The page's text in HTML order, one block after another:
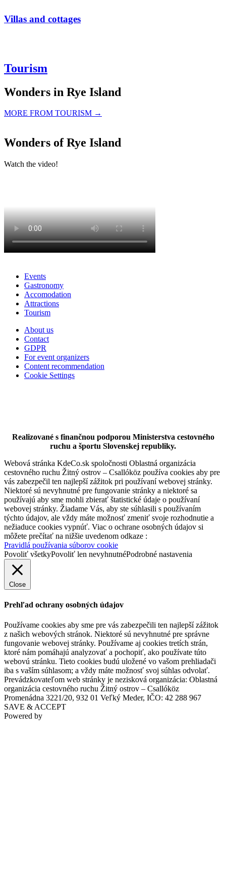
Zákusok Ferrero
Dolce Vita Pastry Shop
Villas and cottages
Tourism
Wonders in Rye Island
MORE FROM TOURISM →
Water tour on the Váh River
23 km,Water hike
Wonders of Rye Island
Watch the video!
Events
Gastronomy
Accomodation
Attractions
Tourism
About us
Contact
GDPR
For event organizers
Content recommendation
Cookie Settings
Realizované s finančnou podporou Ministerstva cestovného
ruchu a športu Slovenskej republiky.
Webová stránka KdeCo.sk spoločnosti Oblastná organizácia
cestovného ruchu Žitný ostrov – Csallóköz používa cookies aby pre
vás zabezpečil ten najlepší zážitok pri používaní webovej stránky.
Niektoré sú nevyhnutné pre fungovanie stránky a niektoré sa
používajú aby sme mohli zbierať štatistické údaje o používaní
webovej stránky. Žiadame Vás, aby ste súhlasili s používaním
týchto údajov, ale vždy máte možnosť zmeniť svoje rozhodnutie a
nežiaduce cookies vypnúť. Viac o ochrane osobných údajov si
môžete prečítať na nižšie uvedenom odkaze :
Pravidlá používania súborov cookie
Povoliť všetkyPovoliť len nevyhnutnéPodrobné nastavenia
Close
Prehľad ochrany osobných údajov
Používame cookies aby sme pre vás zabezpečili ten najlepší zážitok
z našich webových stránok. Niektoré sú nevyhnutné pre správne
fungovanie webovej stránky. Používame aj cookies tretích strán,
ktoré nám pomáhajú analyzovať a pochopiť, ako používate túto
webovú stránku. Tieto cookies budú uložené vo vašom prehliadači
iba s vaším súhlasom; a vždy máte možnosť svoj súhlas odvolať.
Prevádzkovateľom web stránky je nezisková organizácia: Oblastná
organizácia cestovného ruchu Žitný ostrov – Csallóköz
Promenádna 3221/20, 932 01 Veľký Meder, IČO: 42 288 967
SAVE & ACCEPT
Powered by